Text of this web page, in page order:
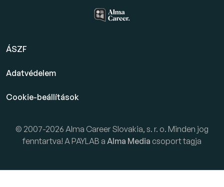
ÁSZF
Adatvédelem
Cookie-beállítások
© 2007-2026 Alma Career Slovakia, s. r. o. Minden jog
fenntartva! A PAYLAB a Alma Media csoport tagja